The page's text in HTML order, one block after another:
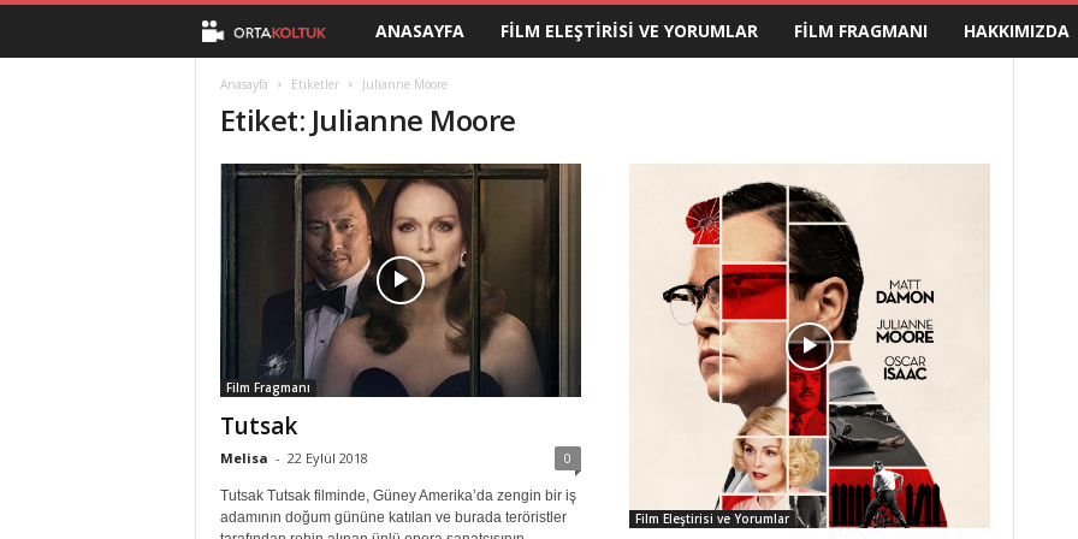
t
a
K
o
t
u
k
ANASAYFA FILM ELEŞTIRISI VE YORUMLAR FILM FRAGMANI HAKKIMIZDA
Anasayfa Etiketler Julianne Moore
Etiket: Julianne Moore
Film Fragmanı
Tutsak
Melisa - 22 Eylül 2018 0
Tutsak Tutsak filminde, Güney Amerika’da zengin bir iş
adamının doğum gününe katılan ve burada teröristler
Film Eleştirisi ve Yorumlar